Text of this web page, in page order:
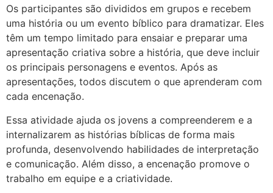
Os participantes são divididos em grupos e recebem
uma história ou um evento bíblico para dramatizar. Eles
têm um tempo limitado para ensaiar e preparar uma
apresentação criativa sobre a história, que deve incluir
os principais personagens e eventos. Após as
apresentações, todos discutem o que aprenderam com
cada encenação.
Essa atividade ajuda os jovens a compreenderem e a
internalizarem as histórias bíblicas de forma mais
profunda, desenvolvendo habilidades de interpretação
e comunicação. Além disso, a encenação promove o
trabalho em equipe e a criatividade.